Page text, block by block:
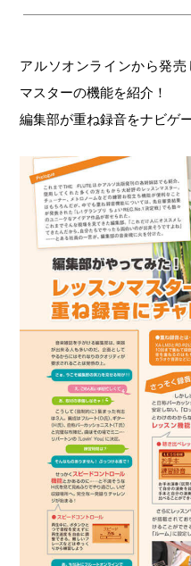
アルソオンラインから発
マスターの機能を紹介！
編集部が重ね録音をナビゲ